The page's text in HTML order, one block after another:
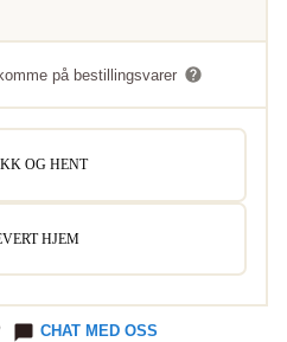
på bestillingsvarer
OG HENT
HJEM
CHAT MED OSS